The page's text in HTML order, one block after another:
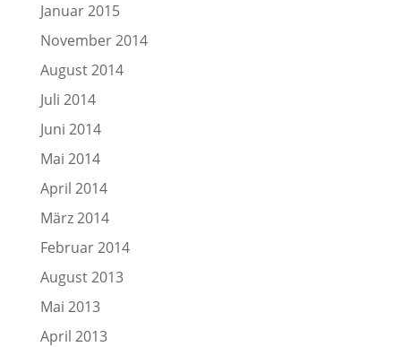
Januar 2015
November 2014
August 2014
Juli 2014
Juni 2014
Mai 2014
April 2014
März 2014
Februar 2014
August 2013
Mai 2013
April 2013